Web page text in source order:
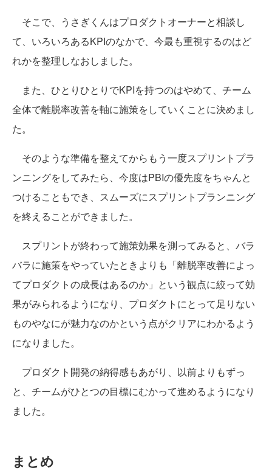
そこで、うさぎくんはプロダクトオーナーと相談し
て、いろいろあるKPIのなかで、今最も重視するのはど
れかを整理しなおしました。
また、ひとりひとりでKPIを持つのはやめて、チーム
全体で離脱率改善を軸に施策をしていくことに決めまし
た。
そのような準備を整えてからもう一度スプリントプラ
ンニングをしてみたら、今度はPBIの優先度をちゃんと
つけることもでき、スムーズにスプリントプランニング
を終えることができました。
スプリントが終わって施策効果を測ってみると、バラ
バラに施策をやっていたときよりも「離脱率改善によっ
てプロダクトの成長はあるのか」という観点に絞って効
果がみられるようになり、プロダクトにとって足りない
ものやなにが魅力なのかという点がクリアにわかるよう
になりました。
プロダクト開発の納得感もあがり、以前よりもずっ
と、チームがひとつの目標にむかって進めるようになり
ました。
まとめ